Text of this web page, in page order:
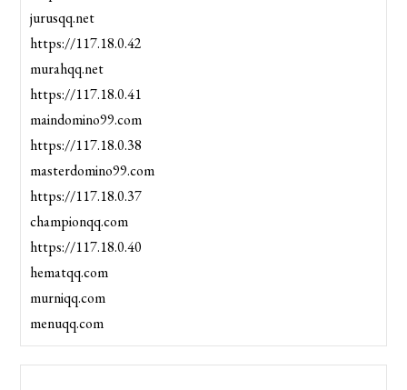
jurusqq.net
https://117.18.0.42
murahqq.net
https://117.18.0.41
maindomino99.com
https://117.18.0.38
masterdomino99.com
https://117.18.0.37
championqq.com
https://117.18.0.40
hematqq.com
murniqq.com
menuqq.com